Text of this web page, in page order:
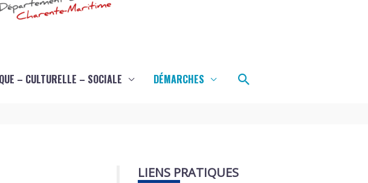
– CULTURELLE – SOCIALE DÉMARCHES Rechercher
LIENS PRATIQUES